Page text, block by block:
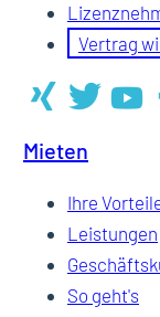
Vertrag
Mieten
Ihre
Leistungen
So geht's